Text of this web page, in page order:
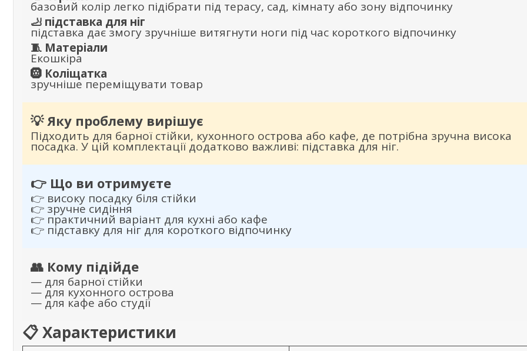
базовий колір легко підібрати під терасу, сад, кімнату або зону відпочинку
🦶 підставка для ніг
підставка дає змогу зручніше витягнути ноги під час короткого відпочинку
🧵 Матеріали
Екошкіра
🛞 Коліщатка
зручніше переміщувати товар
💡 Яку проблему вирішує
Підходить для барної стійки, кухонного острова або кафе, де потрібна зручна висока
посадка. У цій комплектації додатково важливі: підставка для ніг.
👉 Що ви отримуєте
👉 високу посадку біля стійки
👉 зручне сидіння
👉 практичний варіант для кухні або кафе
👉 підставку для ніг для короткого відпочинку
👥 Кому підійде
— для барної стійки
— для кухонного острова
— для кафе або студії
📋 Характеристики